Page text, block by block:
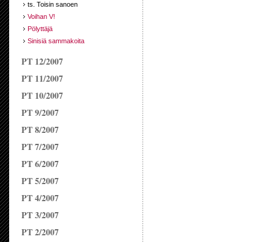
ts. Toisin sanoen
Voihan V!
Pölyttäjä
Sinisiä sammakoita
PT 12/2007
PT 11/2007
PT 10/2007
PT 9/2007
PT 8/2007
PT 7/2007
PT 6/2007
PT 5/2007
PT 4/2007
PT 3/2007
PT 2/2007